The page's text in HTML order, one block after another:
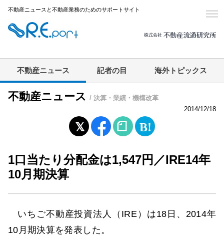
不動産ニュースと不動産業務のためのサポートサイト
不動産ニュース 記者の目 海外トピックス
不動産ニュース / 決算・業績・機構改革
2014/12/18
1口当たり分配金は1,547円／IRE14年
10月期決算
いちご不動産投資法人（IRE）は18日、2014年
10月期決算を発表した。